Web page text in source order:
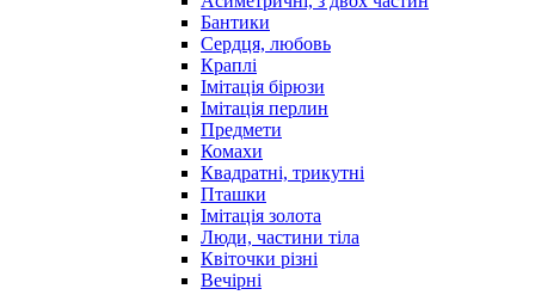
Бантики
Сердця, любовь
Краплі
Імітація бірюзи
Імітація перлин
Предмети
Комахи
Квадратні, трикутні
Пташки
Імітація золота
Люди, частини тіла
Квіточки різні
Вечірні